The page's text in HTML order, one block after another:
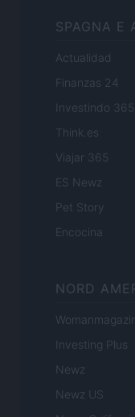
SPAGNA E
Actualidad
Finanzas 24
Investindo 365
Think.es
Viajar 365
ES Newz
Pet Story
Encocina
NORD
Investing Plus
Newz
Newz US